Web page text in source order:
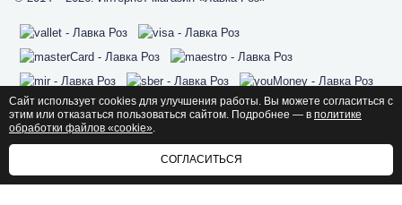
Мы в социальных сетях:
Сайт использует cookies для улучшения работы. Вы можете согласиться с
этим или отказаться пользоваться сайтом. Подробнее — в политике
обработки файлов «cookie».
СОГЛАСИТЬСЯ